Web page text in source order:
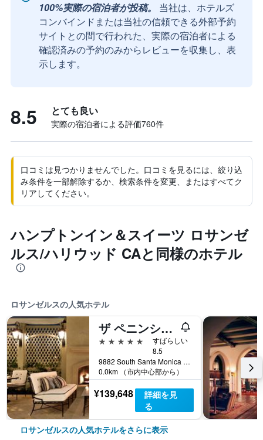
100%実際の宿泊者が投稿。
当社は、ホテルズ
コンバインドまたは当社の信頼できる外部予約
サイトとの間で行われた、実際の宿泊者による
確認済みの予約のみからレビューを収集し、表
示します。
8.5 とても良い
実際の宿泊者による評価760​件
口コミは見つかりませんでした。口コミを見るには、絞り込
み条件を一部解除するか、検索条件を変更、またはすべてク
リアしてください。
ハンプトンイン＆スイーツ ロサンゼ
ルス/ハリウッド CAと同様のホテル
ロサンゼルスの人気ホテル
ザ ペニンシュラ ビバリー ヒルズ
5つ星
すばらしい
8.5
9882 South Santa Monica Boulevard, ロサンゼルス, CA, アメリカ合衆国
0.0km （市内中心部から）
¥139,648
詳細を見
る
ロサンゼルスの人気ホテルをさらに表示